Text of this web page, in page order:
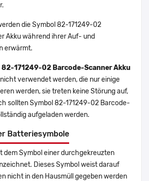
die Symbol 82-171249-02
Akku während ihrer Auf- und
erwärmt.
82-171249-02 Barcode-Scanner Akku
verwendet werden, die nur einige
werden, sie treten keine Störung auf,
sollten Symbol 82-171249-02 Barcode-
aufgeladen werden.
Batteriesymbole
dem Symbol einer durchgekreuzten
Dieses Symbol weist darauf
nicht in den Hausmüll gegeben werden